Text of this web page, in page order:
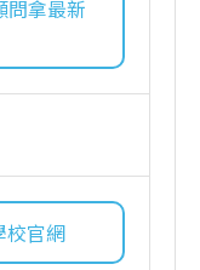
問拿最新
校官網